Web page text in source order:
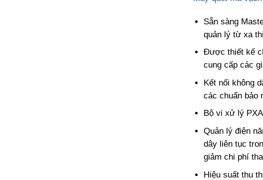
Sẵn sàng
quản lý từ xa
Được thiết kế
cung cấp các
Kết nối không
các chuẩn bảo
Bộ vi xử lý
Quản lý điện
dây liên tục
giảm chi phí
Hiệu suất thu